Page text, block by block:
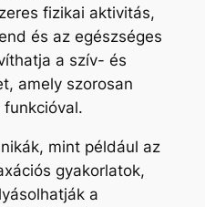
fizikai aktivitás,
és az egészséges
a szív- és
amely szorosan
mint például az
gyakorlatok,
a